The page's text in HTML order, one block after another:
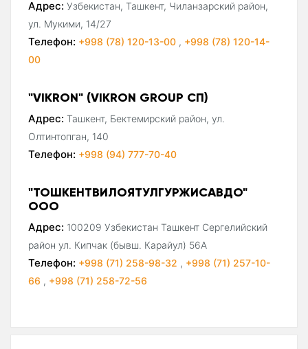
Адрес: Узбекистан, Ташкент, Чиланзарский район,
ул. Мукими, 14/27
Телефон: +998 (78) 120-13-00 , +998 (78) 120-14-
00
"VIKRON" (VIKRON GROUP СП)
Адрес: Ташкент, Бектемирский район, ул.
Олтинтопган, 140
Телефон: +998 (94) 777-70-40
"ТОШКЕНТВИЛОЯТУЛГУРЖИСАВДО"
ООО
Адрес: 100209 Узбекистан Ташкент Сергелийский
район ул. Кипчак (бывш. Карайул) 56А
Телефон: +998 (71) 258-98-32 , +998 (71) 257-10-
66 , +998 (71) 258-72-56